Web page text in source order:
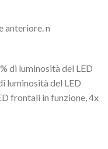
anteriore. n
di luminosità del LED
luminosità del LED
frontali in funzione, 4x